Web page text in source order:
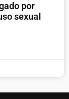
por
sexual